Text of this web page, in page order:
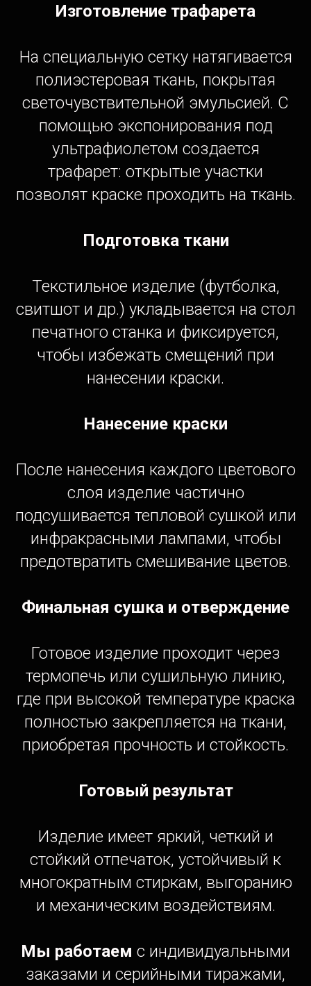
Изготовление трафарета
На специальную сетку натягивается
полиэстеровая ткань, покрытая
светочувствительной эмульсией. С
помощью экспонирования под
ультрафиолетом создается
трафарет: открытые участки
позволят краске проходить на ткань.
Подготовка ткани
Текстильное изделие (футболка,
свитшот и др.) укладывается на стол
печатного станка и фиксируется,
чтобы избежать смещений при
нанесении краски.
Нанесение краски
После нанесения каждого цветового
слоя изделие частично
подсушивается тепловой сушкой или
инфракрасными лампами, чтобы
предотвратить смешивание цветов.
Финальная сушка и отверждение
Готовое изделие проходит через
термопечь или сушильную линию,
где при высокой температуре краска
полностью закрепляется на ткани,
приобретая прочность и стойкость.
Готовый результат
Изделие имеет яркий, четкий и
стойкий отпечаток, устойчивый к
многократным стиркам, выгоранию
и механическим воздействиям.
Мы работаем с индивидуальными
заказами и серийными тиражами,